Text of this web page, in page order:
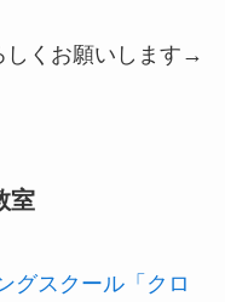
しくお願いします→
室
グスクール「クロ